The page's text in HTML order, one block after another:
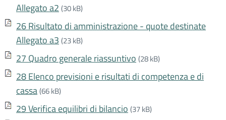
Allegato a2 (30 kB)
26 Risultato di amministrazione - quote destinate
Allegato a3 (23 kB)
27 Quadro generale riassuntivo (28 kB)
28 Elenco previsioni e risultati di competenza e di
cassa(66 kB)
29 Verifica equilibri di bilancio (37 kB)